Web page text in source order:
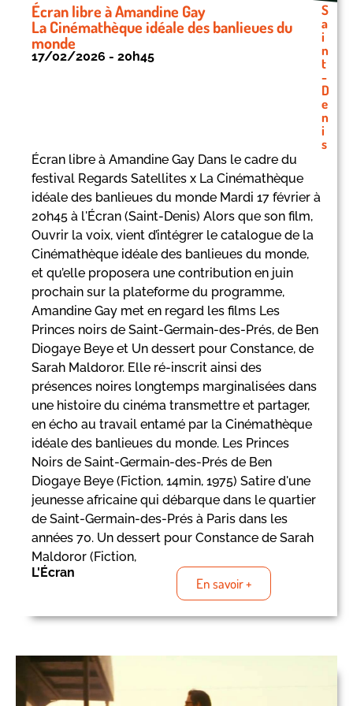
Écran libre à Amandine Gay
La Cinémathèque idéale des banlieues du
monde
17/02/2026 - 20h45
S
a
i
n
t
-
D
e
n
i
s
Écran libre à Amandine Gay Dans le cadre du
festival Regards Satellites x La Cinémathèque
idéale des banlieues du monde Mardi 17 février à
20h45 à l'Écran (Saint-Denis) Alors que son film,
Ouvrir la voix, vient d’intégrer le catalogue de la
Cinémathèque idéale des banlieues du monde,
et qu’elle proposera une contribution en juin
prochain sur la plateforme du programme,
Amandine Gay met en regard les films Les
Princes noirs de Saint-Germain-des-Prés, de Ben
Diogaye Beye et Un dessert pour Constance, de
Sarah Maldoror. Elle ré-inscrit ainsi des
présences noires longtemps marginalisées dans
une histoire du cinéma transmettre et partager,
en écho au travail entamé par la Cinémathèque
idéale des banlieues du monde. Les Princes
Noirs de Saint-Germain-des-Prés de Ben
Diogaye Beye (Fiction, 14min, 1975) Satire d'une
jeunesse africaine qui débarque dans le quartier
de Saint-Germain-des-Prés à Paris dans les
années 70. Un dessert pour Constance de Sarah
Maldoror (Fiction,
L'Écran
En savoir +